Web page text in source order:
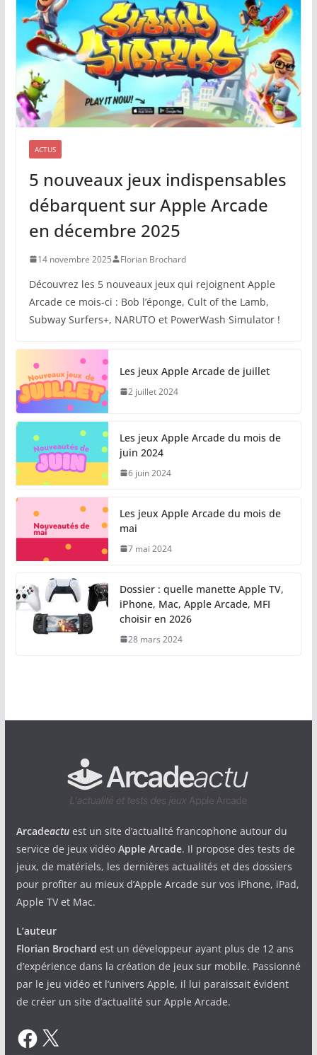
ACTUS
5 nouveaux jeux indispensables
débarquent sur Apple Arcade
en décembre 2025
14 novembre 2025 Florian Brochard
Découvrez les 5 nouveaux jeux qui rejoignent Apple
Arcade ce mois-ci : Bob l’éponge, Cult of the Lamb,
Subway Surfers+, NARUTO et PowerWash Simulator !
Les jeux Apple Arcade de juillet
2 juillet 2024
Les jeux Apple Arcade du mois de
juin 2024
6 juin 2024
Les jeux Apple Arcade du mois de
mai
7 mai 2024
Dossier : quelle manette Apple TV,
iPhone, Mac, Apple Arcade, MFI
choisir en 2026
28 mars 2024
Arcadeactuest un site d’actualité francophone autour du
service de jeux vidéo Apple Arcade. Il propose des tests de
jeux, de matériels, les dernières actualités et des dossiers
pour profiter au mieux d’Apple Arcade sur vos iPhone, iPad,
Apple TV et Mac.
L’auteur
Florian Brochard est un développeur ayant plus de 12 ans
d’expérience dans la création de jeux sur mobile. Passionné
par le jeu vidéo et l’univers Apple, il lui paraissait évident
de créer un site d’actualité sur Apple Arcade.
Facebook
X